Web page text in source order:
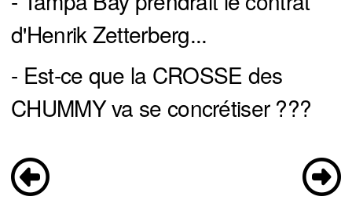
d'Henrik Zetterberg...
- Est-ce que la CROSSE des
CHUMMY va se concrétiser ???